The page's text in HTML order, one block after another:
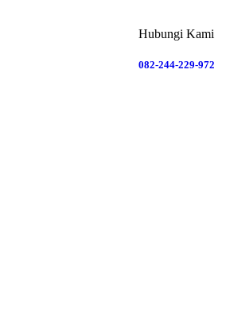
Hubungi Kami
082-244-229-972